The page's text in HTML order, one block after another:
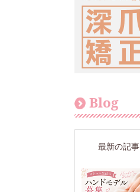
Blog
最新の記事